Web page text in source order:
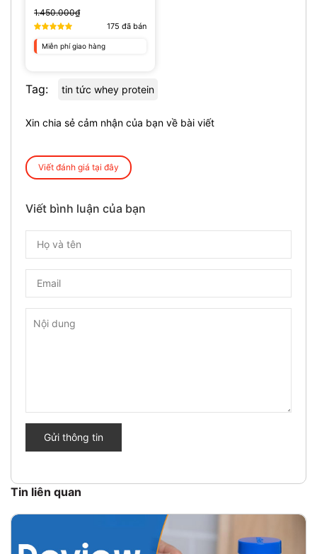
1.450.000₫
175 đã bán
Miễn phí giao hàng
Tag: tin tức whey protein
Xin chia sẻ cảm nhận của bạn về bài viết
Viết đánh giá tại đây
Viết bình luận của bạn
Gửi thông tin
Tin liên quan